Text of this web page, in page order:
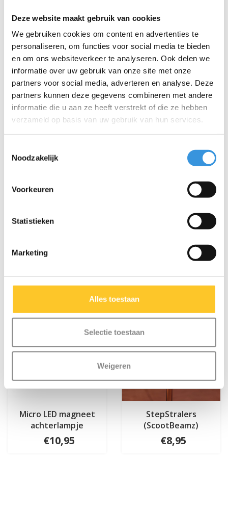
Deze website maakt gebruik van cookies
We gebruiken cookies om content en advertenties te
personaliseren, om functies voor social media te bieden
en om ons websiteverkeer te analyseren. Ook delen we
informatie over uw gebruik van onze site met onze
partners voor social media, adverteren en analyse. Deze
partners kunnen deze gegevens combineren met andere
informatie die u aan ze heeft verstrekt of die ze hebben
verzameld op basis van uw gebruik van hun services.
Noodzakelijk
Voorkeuren
Statistieken
Marketing
Alles toestaan
Selectie toestaan
Weigeren
dek en de eenvoudig te bedienen rem houdt je gemakkelijk
Kwaliteit & duurzaamheid:Bij Micro Mobility hechten we
veel waarde aan kwaliteit. Alle producten worden ontworpen
in Zwitserland en vervaardigd met de allerbeste onderdelen,
die bovendien allemaal vervangbaar zijn. Ze zijn uitvoerig
getest en voldoen aan de hoogste normen, waardoor Micro
producten jarenlang meegaan. Duurzaam ondernemen
draait niet alleen om het milieu. Micro zet zich volledig in voor
een betere wereld, met aandacht voor mens en milieu,
Micro LED magneet
achterlampje
€10,95
StepStralers
(ScootBeamz)
€8,95